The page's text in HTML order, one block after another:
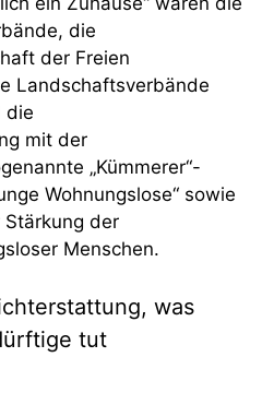
die
der Freien
Landschaftsverbände
die
mit der
„Kümmerer“-
Wohnungslose“ sowie
Stärkung der
Menschen.
was
tut